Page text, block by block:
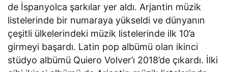
de İspanyolca şarkılar yer aldı. Arjantin müzik
listelerinde bir numaraya yükseldi ve dünyanın
çeşitli ülkelerindeki müzik listelerinde ilk 10’a
girmeyi başardı. Latin pop albümü olan ikinci
stüdyo albümü Quiero Volver’ı 2018’de çıkardı. İlki